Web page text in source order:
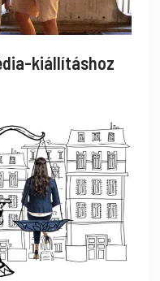
kiállításhoz